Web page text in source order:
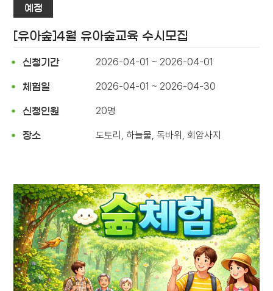
예정
[유아숲]4월 유아숲교육 수시모집
신청기간 2026-04-01 ~ 2026-04-01
체험일 2026-04-01 ~ 2026-04-30
신청인원 20명
장소 도토리, 하늘물, 독바위, 회암사지